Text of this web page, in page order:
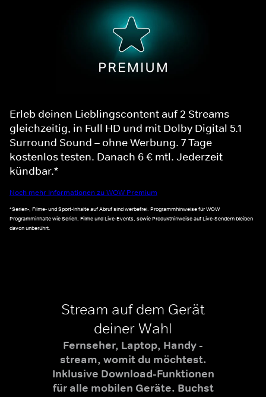
Erleb deinen Lieblingscontent auf 2 Streams
gleichzeitig, in Full HD und mit Dolby Digital 5.1
Surround Sound – ohne Werbung. 7 Tage
kostenlos testen. Danach 6 € mtl. Jederzeit
kündbar.*
Noch mehr Informationen zu WOW Premium
*Serien-, Filme- und Sport-Inhalte auf Abruf sind werbefrei. Programmhinweise für WOW
Programminhalte wie Serien, Filme und Live-Events, sowie Produkthinweise auf Live-Sendern bleiben
davon unberührt.
Stream auf dem Gerät
deiner Wahl
Fernseher, Laptop, Handy -
stream, womit du möchtest.
Inklusive Download-Funktionen
für alle mobilen Geräte. Buchst